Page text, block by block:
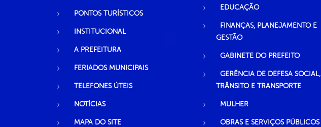
PONTOS TURÍSTICOS
INSTITUCIONAL
A PREFEITURA
FERIADOS MUNICIPAIS
TELEFONES ÚTEIS
NOTÍCIAS
MAPA DO SITE
EDUCAÇÃO
FINANÇAS, PLANEJAMENTO E
GESTÃO
GABINETE DO PREFEITO
GERÊNCIA DE DEFESA SOCIAL,
TRÂNSITO E TRANSPORTE
MULHER
OBRAS E SERVIÇOS PÚBLICOS